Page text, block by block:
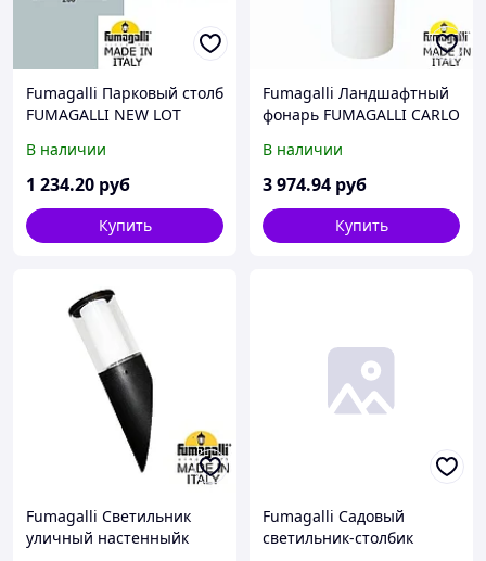
Fumagalli Парковый столб
FUMAGALLI NEW LOT
В наличии
1 234.20 руб
Купить
Fumagalli Ландшафтный
фонарь FUMAGALLI CARLO
В наличии
3 974.94 руб
Купить
Fumagalli Светильник
уличный настенныйк
Fumagalli Садовый
светильник-столбик